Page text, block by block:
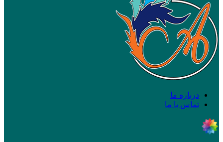
درباره ما
تماس با ما